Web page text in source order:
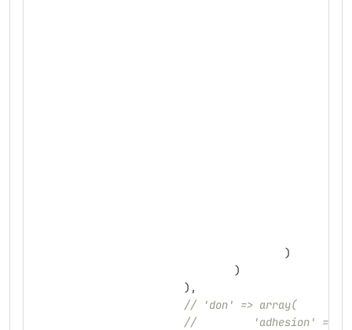
)
)
),
// 'don' => array(
//         'adhesion' =>